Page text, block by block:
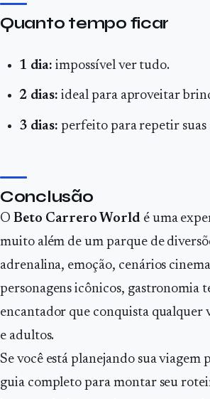
Quanto tempo ficar
1 dia: impossível ver tudo.
2 dias: ideal para aproveitar
3 dias: perfeito para repetir suas
Conclusão
O Beto Carrero World é uma
muito além de um parque de
adrenalina, emoção, cenários
personagens icônicos, gastronomia
encantador que conquista qualquer
e adultos.
Se você está planejando sua viagem
guia completo para montar seu